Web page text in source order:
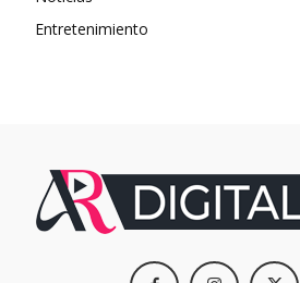
Entretenimiento